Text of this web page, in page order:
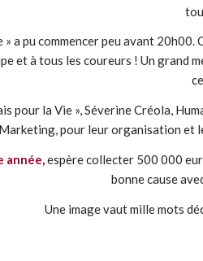
a pu commencer peu avant 20h00.
et à tous les coureurs ! Un grand
pour la Vie », Séverine Créola,
pour leur organisation et
année,espère collecter 500 000
bonne cause
Une image vaut mille mots